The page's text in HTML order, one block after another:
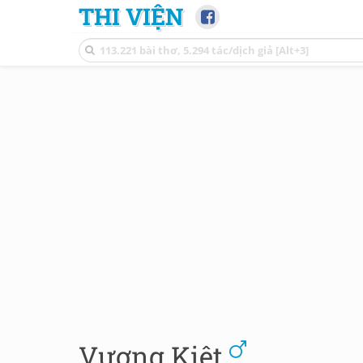
THI VIỆN
Vương Kiệt